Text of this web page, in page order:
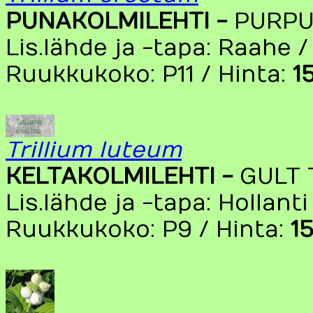
PUNAKOLMILEHTI -
Lis.lähde ja -tapa: Raahe
Ruukkukoko: P11 / Hinta:
Trillium luteum
KELTAKOLMILEHTI - GULT
Lis.lähde ja -tapa:
Ruukkukoko: P9 / Hinta: